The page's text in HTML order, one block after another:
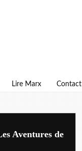
Lire Marx Contact
Aventures de